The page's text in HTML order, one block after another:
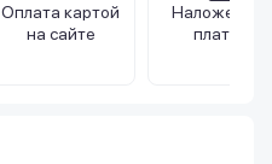
Оплата картой
на сайте
платеж